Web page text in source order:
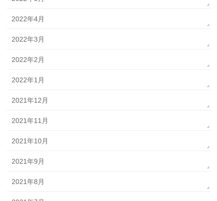
2022年4月
2022年3月
2022年2月
2022年1月
2021年12月
2021年11月
2021年10月
2021年9月
2021年8月